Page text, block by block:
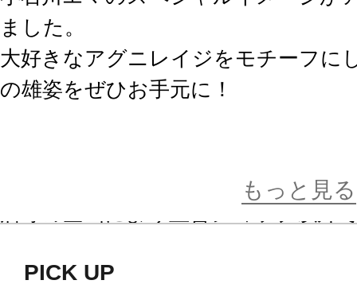
ました。
大好きなアグニレイジをモチーフに
の雄姿をぜひお手元に！
※コトブキヤショップ限定品は、海
※画像は試作品です。実際の商品と
もっと見る
PICK UP